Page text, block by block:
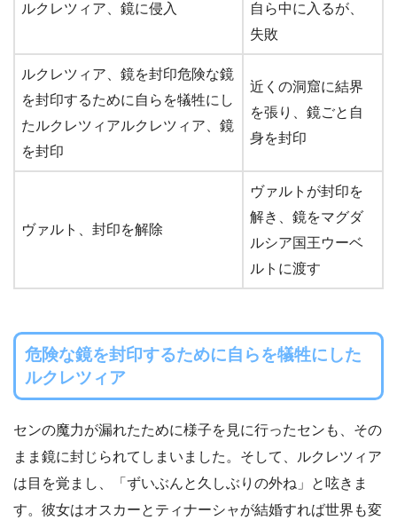
ルクレツィア、鏡に侵入
自ら中に入るが、
失敗
ルクレツィア、鏡を封印危険な鏡
を封印するために自らを犠牲にし
たルクレツィアルクレツィア、鏡
を封印
近くの洞窟に結界
を張り、鏡ごと自
身を封印
ヴァルト、封印を解除
ヴァルトが封印を
解き、鏡をマグダ
ルシア国王ウーベ
ルトに渡す
危険な鏡を封印するために自らを犠牲にした
ルクレツィア
センの魔力が漏れたために様子を見に行ったセンも、その
まま鏡に封じられてしまいました。そして、ルクレツィア
は目を覚まし、「ずいぶんと久しぶりの外ね」と呟きま
す。彼女はオスカーとティナーシャが結婚すれば世界も変